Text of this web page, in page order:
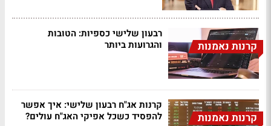
קרנות נאמנות
רבעון שלישי כספיות: הטובות
והגרועות ביותר
קרנות נאמנות
קרנות אג"ח רבעון שלישי: איך אפשר
להפסיד כשכל אפיקי האג"ח עולים?